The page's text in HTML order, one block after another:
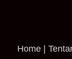
Home |